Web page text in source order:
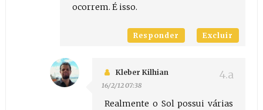
ocorrem. É isso.
Responder Excluir
Kleber Kilhian
16/2/12 07:38
Realmente o Sol possui várias